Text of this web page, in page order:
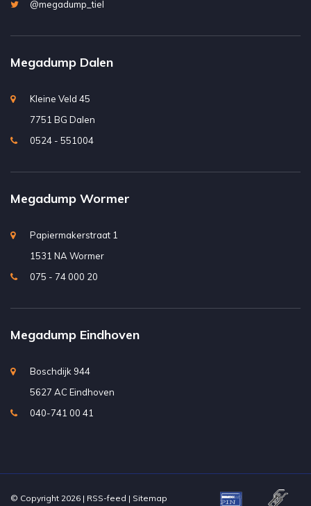
@megadump_tiel
Megadump Dalen
Kleine Veld 45
7751 BG Dalen
0524 - 551004
Megadump Wormer
Papiermakerstraat 1
1531 NA Wormer
075 - 74 000 20
Megadump Eindhoven
Boschdijk 944
5627 AC Eindhoven
040-741 00 41
© Copyright 2026 | RSS-feed | Sitemap